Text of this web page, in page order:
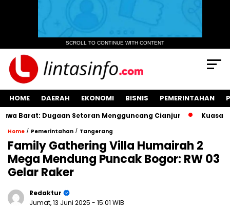
SCROLL TO CONTINUE WITH CONTENT
HOME DAERAH EKONOMI BISNIS PEMERINTAHAN
Barat: Dugaan Setoran Mengguncang Cianjur Kuasa
Home / Pemerintahan / Tangerang
Family Gathering Villa Humairah 2
Mega Mendung Puncak Bogor: RW 03
Gelar Raker
Redaktur
Jumat, 13 Juni 2025 - 15:01 WIB